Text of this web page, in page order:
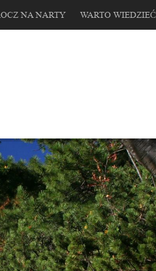
NA NARTY WARTO WIEDZIEĆ